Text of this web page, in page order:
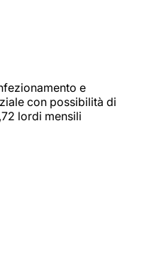
e
con possibilità di
lordi mensili